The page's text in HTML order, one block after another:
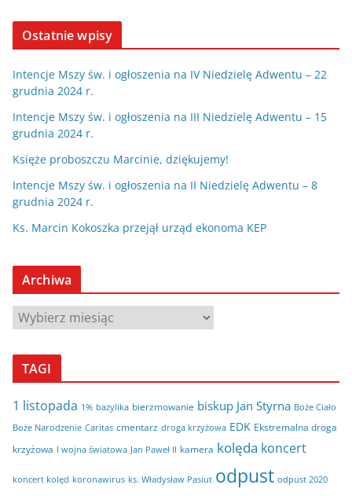
Ostatnie wpisy
Intencje Mszy św. i ogłoszenia na IV Niedzielę Adwentu – 22
grudnia 2024 r.
Intencje Mszy św. i ogłoszenia na III Niedzielę Adwentu – 15
grudnia 2024 r.
Księże proboszczu Marcinie, dziękujemy!
Intencje Mszy św. i ogłoszenia na II Niedzielę Adwentu – 8
grudnia 2024 r.
Ks. Marcin Kokoszka przejął urząd ekonoma KEP
Archiwa
A
c
w
a
TAGI
1 listopada 1% bazylika bierzmowanie biskup Jan Styrna Boże Ciało
Boże Narodzenie Caritas cmentarz droga krzyżowa EDK Ekstremalna droga
krzyżowa I wojna światowa Jan Paweł II kamera kolęda koncert
koncert kolęd koronawirus ks. Władysław Pasiut odpust odpust 2020